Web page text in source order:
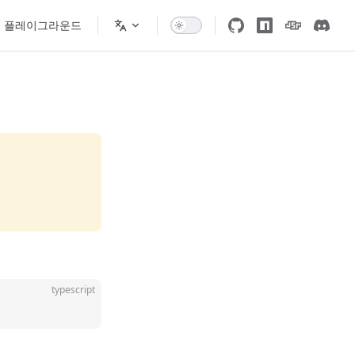
플레이그라운드
typescript